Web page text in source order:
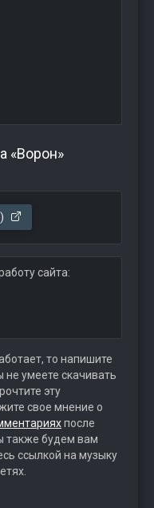
«Ворон»
)
сайта:
то напишите
не умеете скачивать
эту
свое мнение о
после
также будем вам
ссылкой на музыку